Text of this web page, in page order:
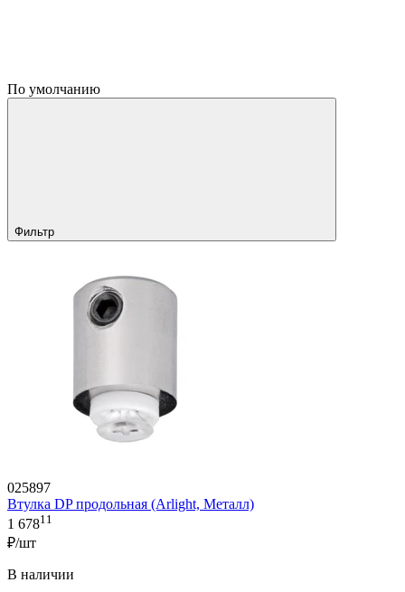
По умолчанию
Фильтр
025897
Втулка DP продольная (Arlight, Металл)
1 67811
₽/шт
В наличии